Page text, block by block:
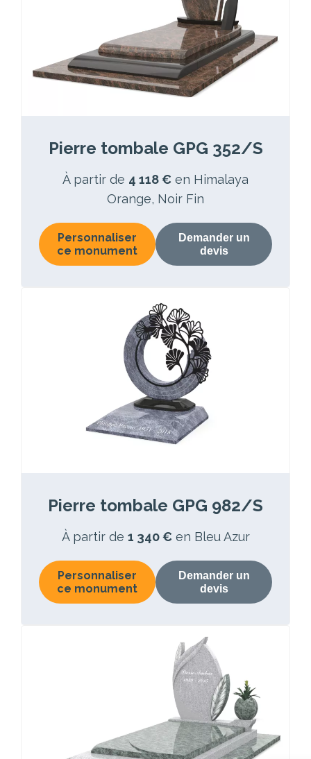
Pierre tombale GPG 352/S
À partir de 4 118 € en Himalaya
Orange, Noir Fin
Personnaliser
ce monument
Demander un
devis
Pierre tombale GPG 982/S
À partir de 1 340 € en Bleu Azur
Personnaliser
ce monument
Demander un
devis